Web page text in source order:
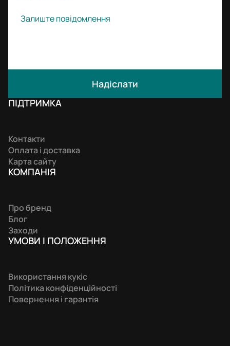
ПІДТРИМКА
Контакти
Оплата і доставка
Карта сайту
КОМПАНIЯ
Про бренд
Блог
Заходи
УМОВИ І ПОЛОЖЕННЯ
Використання кукіс
Політика конфіденційності
Повернення і гарантія
Надіслати